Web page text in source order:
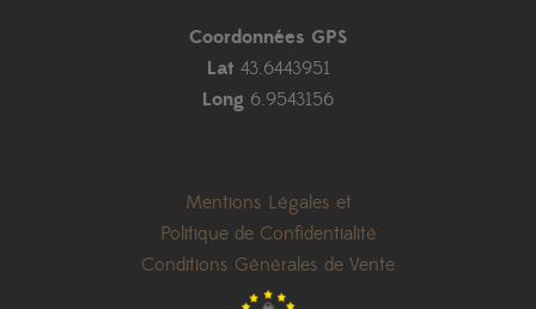
Coordonnées GPS
Lat 43.6443951
Long 6.9543156
Mentions Légales et
Politique de Confidentialité
Conditions Générales de Vente